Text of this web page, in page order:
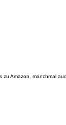
zu Amazon, manchmal